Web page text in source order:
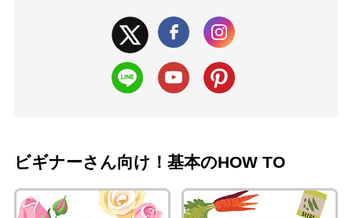
ビギナーさん向け！基本のHOW TO